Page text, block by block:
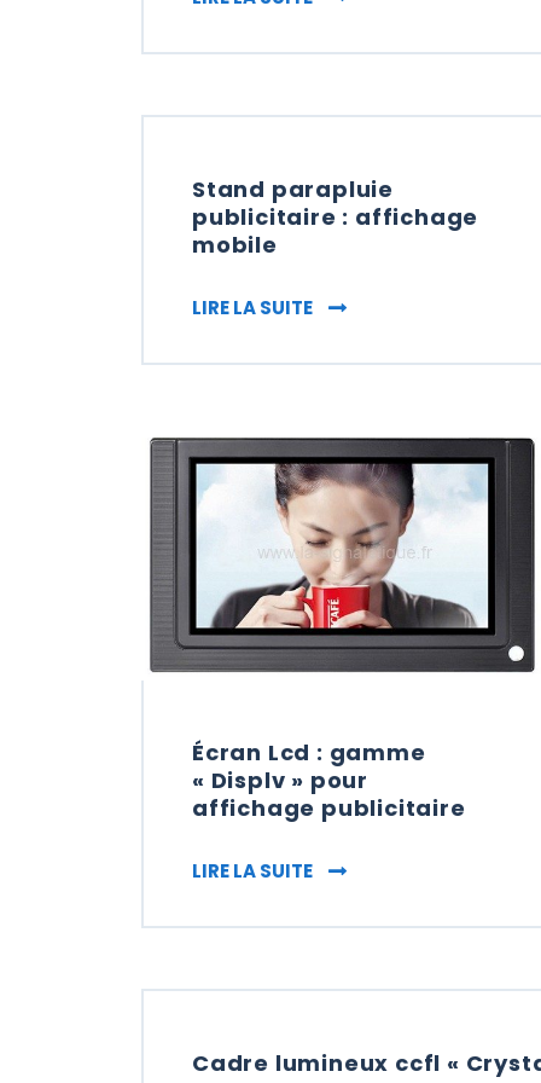
Stand parapluie
publicitaire : affichage
mobile
LIRE LA SUITE STAND PARAPLUIE
Écran Lcd : gamme
« Displv » pour
affichage publicitaire
LIRE LA SUITE ÉCRAN LCD : GAMME «
Cadre lumineux ccfl «